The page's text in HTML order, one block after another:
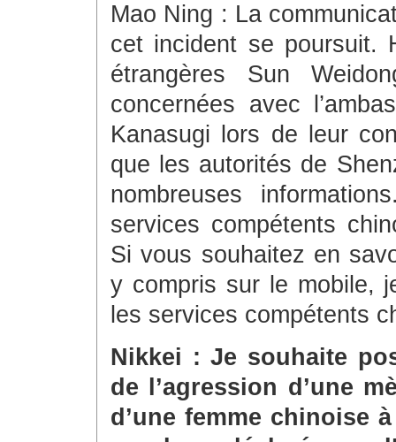
Mao Ning : La
cet incident se poursuit.
étrangères Sun
concernées avec
Kanasugi lors de leur
que les autorités de
nombreuses
services compétents
Si vous souhaitez en
y compris sur le mobile,
les services compétents
Nikkei : Je souhaite
de l’agression d’une
d’une femme chinoise